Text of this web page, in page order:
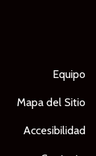
Equipo
Mapa del Sitio
Accesibilidad